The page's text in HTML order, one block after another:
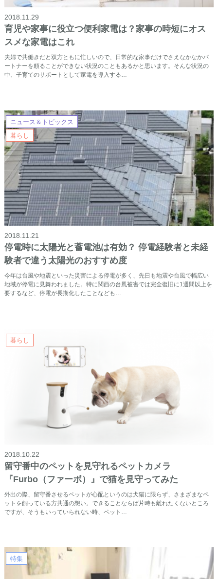
2018.11.29
育児や家事に役立つ便利家電は？家事の時短にオス
スメな家電はこれ
夫婦で共働きだと双方ともに忙しいので、日常的な家事だけでさえなかなかパ
ートナーを頼ることができない状況のこともあるかと思います。そんな状況の
中、子育てのサポートとして家電を導入する…
ニュース＆トピックス
暮らし
2018.11.21
停電時に太陽光と蓄電池は有効？ 停電経験者と未経
験者で違う太陽光のおすすめ度
今年は台風や地震といった災害による停電が多く、先日も地震や台風で幅広い
地域が停電に見舞われました。特に関西の台風被害では完全復旧に1週間以上を
要するなど、停電が長期化したことなども…
暮らし
2018.10.22
留守番中のペットを見守れるペットカメラ
『Furbo（ファーボ）』で猫を見守ってみた
外出の際、留守番させるペットが心配というのは犬猫に限らず、さまざまなペ
ットを飼っている方共通の想い。できることならば片時も離れたくないところ
ですが、そうもいっていられない時、ペット…
特集